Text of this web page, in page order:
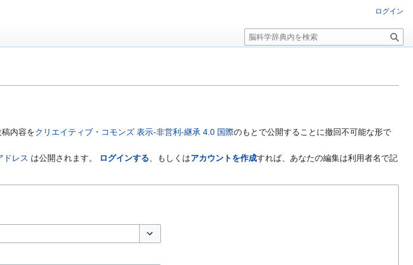
内容をクリエイティブ・コモンズ 表示-非営利-継承 4.0 国際のもとで公開することに撤回不可能な形で
ドレス は公開されます。 ログインする、もしくはアカウントを作成すれば、あなたの編集は利用者名で記
ログイン
検
索